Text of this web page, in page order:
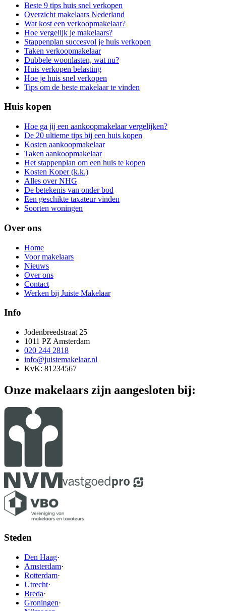
Beste 9 tips huis snel verkopen
Overzicht makelaars Nederland
Wat kost een verkoopmakelaar?
Hoe vergelijk je makelaars?
Stappenplan succesvol je huis verkopen
Taken verkoopmakelaar
Dubbele woonlasten, wat nu?
Huis verkopen belasting
Hoe je huis snel verkopen
Tips om de beste makelaar te vinden
Huis kopen
Hoe ga jij een aankoopmakelaar vergelijken?
De 20 ultieme tips bij een huis kopen
Kosten aankoopmakelaar
Taken aankoopmakelaar
Het stappenplan om een huis te kopen
Kosten Koper (k.k.)
Alles over NHG
De betekenis van onder bod
Een geschikte taxateur vinden
Soorten woningen
Over ons
Home
Voor makelaars
Nieuws
Over ons
Contact
Werken bij Juiste Makelaar
Info
Jodenbreedstraat 25
1011 PZ Amsterdam
020 244 2818
info@juistemakelaar.nl
KvK: 81234567
Onze makelaars zijn aangesloten bij:
Steden
Den Haag·
Amsterdam·
Rotterdam·
Utrecht·
Breda·
Groningen·